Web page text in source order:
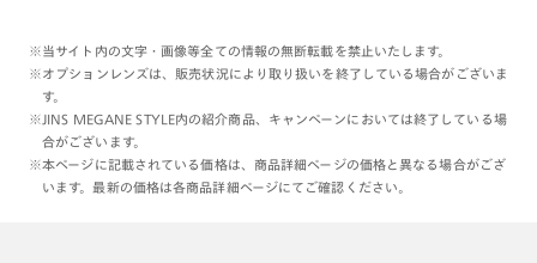
※当サイト内の文字・画像等全ての情報の無断転載を禁止いたします。
※オプションレンズは、販売状況により取り扱いを終了している場合がございま
す。
※JINS MEGANE STYLE内の紹介商品、キャンペーンにおいては終了している場
合がございます。
※本ページに記載されている価格は、商品詳細ページの価格と異なる場合がござ
います。最新の価格は各商品詳細ページにてご確認ください。